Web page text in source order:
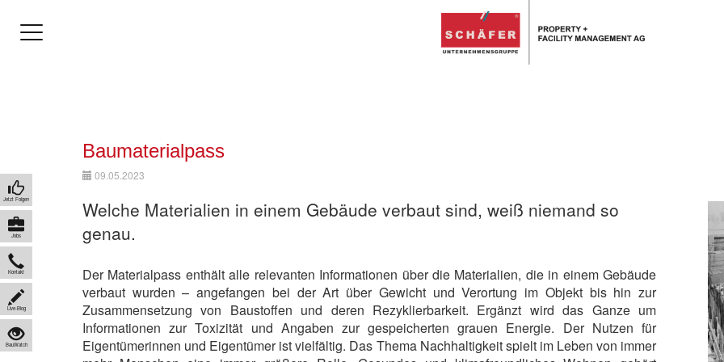
Baumaterialpass
09.05.2023
Welche Materialien in einem Gebäude verbaut sind, weiß niemand so
genau.
Der Materialpass enthält alle relevanten Informationen über die Materialien, die in einem Gebäude
verbaut wurden – angefangen bei der Art über Gewicht und Verortung im Objekt bis hin zur
Zusammensetzung von Baustoffen und deren Rezyklierbarkeit. Ergänzt wird das Ganze um
Informationen zur Toxizität und Angaben zur gespeicherten grauen Energie. Der Nutzen für
Eigentümerinnen und Eigentümer ist vielfältig. Das Thema Nachhaltigkeit spielt im Leben von immer
Jetzt Folgen
Jobs
Kontakt
Live-Blog
BauWatch